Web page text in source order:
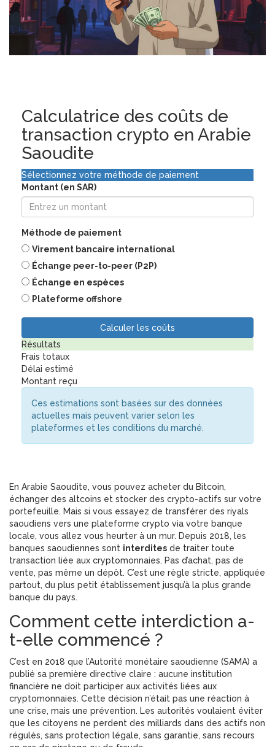
Calculatrice des coûts de
transaction crypto en Arabie
Saoudite
Sélectionnez votre méthode de paiement
Montant (en SAR)
Méthode de paiement
Virement bancaire international
Échange peer-to-peer (P2P)
Échange en espèces
Plateforme offshore
Calculer les coûts
Résultats
Frais totaux
Délai estimé
Montant reçu
Ces estimations sont basées sur des données
actuelles mais peuvent varier selon les
plateformes et les conditions du marché.
En Arabie Saoudite, vous pouvez acheter du Bitcoin,
échanger des altcoins et stocker des crypto-actifs sur votre
portefeuille. Mais si vous essayez de transférer des riyals
saoudiens vers une plateforme crypto via votre banque
locale, vous allez vous heurter à un mur. Depuis 2018, les
banques saoudiennes sont interdites de traiter toute
transaction liée aux cryptomonnaies. Pas d’achat, pas de
vente, pas même un dépôt. C’est une règle stricte, appliquée
partout, du plus petit établissement jusqu’à la plus grande
banque du pays.
Comment cette interdiction a-
t-elle commencé ?
C’est en 2018 que l’Autorité monétaire saoudienne (SAMA) a
publié sa première directive claire : aucune institution
financière ne doit participer aux activités liées aux
cryptomonnaies. Cette décision n’était pas une réaction à
une crise, mais une prévention. Les autorités voulaient éviter
que les citoyens ne perdent des milliards dans des actifs non
régulés, sans protection légale, sans garantie, sans recours